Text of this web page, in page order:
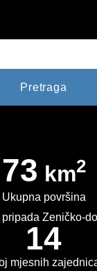
73 km2
Ukupna površina
Zeničko-
14
mjesnih